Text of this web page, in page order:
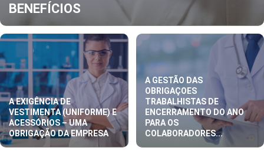
BENEFÍCIOS
A EXIGÊNCIA DE
VESTIMENTA (UNIFORME) E
ACESSÓRIOS – UMA
OBRIGAÇÃO DA EMPRESA
A GESTÃO DAS
OBRIGAÇOES
TRABALHISTAS DE
ENCERRAMENTO DO ANO
PARA OS
COLABORADORES...